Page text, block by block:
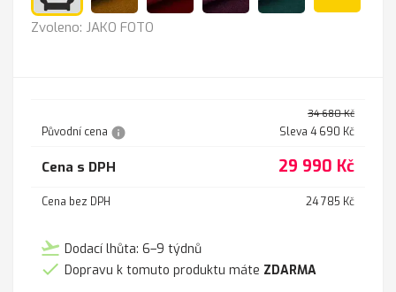
JAKO
Kronos
Zvoleno: JAKO FOTO
Původní cena info
34 680 Kč
Sleva 4 690 Kč
Cena s DPH 29 990 Kč
Cena bez DPH 24 785 Kč
flight_takeoff Dodací lhůta: 6–9 týdnů
 Dopravu k tomuto produktu máte ZDARMA